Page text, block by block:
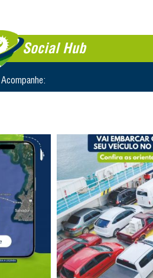
Social Hub
Acompanhe: